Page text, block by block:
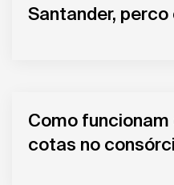
Santander, perco
Como funcionam
cotas no